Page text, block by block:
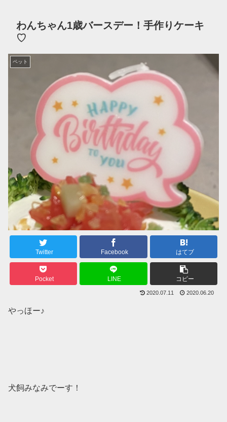
わんちゃん1歳バースデー！手作りケーキ
♡
ペット
Twitter Facebook はてブ
Pocket LINE コピー
2020.07.11 2020.06.20
やっほー♪
犬飼みなみでーす！